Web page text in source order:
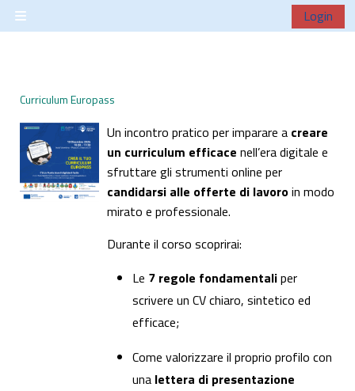
Vai al contenuto principale
Pannello laterale
Login
Curriculum Europass
Un incontro pratico per imparare a creare
un curriculum efficace nell’era digitale e
sfruttare gli strumenti online per
candidarsi alle offerte di lavoroin modo
mirato e professionale.
Durante il corso scoprirai:
Le 7 regole fondamentaliper
scrivere un CV chiaro, sintetico ed
efficace;
Come valorizzare il proprio profilo con
una lettera di presentazione